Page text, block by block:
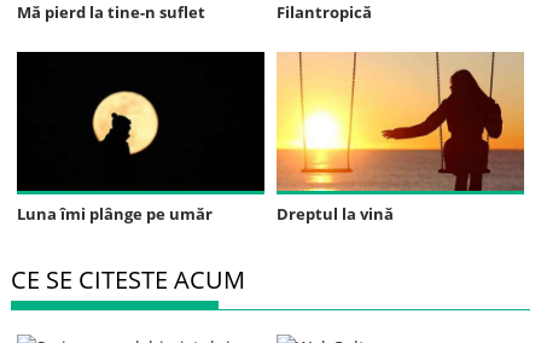
Mă pierd la tine-n suflet Filantropică
Luna îmi plânge pe umăr Dreptul la vină
CE SE CITESTE ACUM